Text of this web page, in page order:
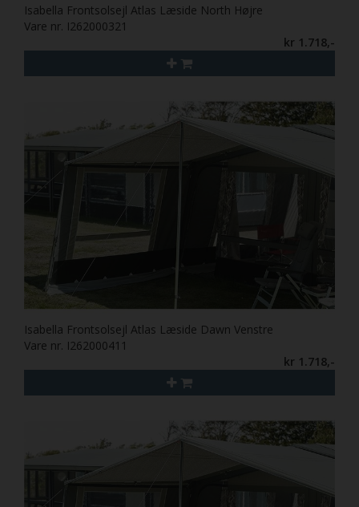
Isabella Frontsolsejl Atlas Læside North Højre
Vare nr. I262000321
kr 1.718,-
Isabella Frontsolsejl Atlas Læside Dawn Venstre
Vare nr. I262000411
kr 1.718,-